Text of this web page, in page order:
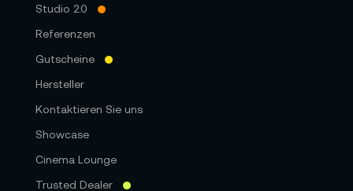
Studio 2.0
Referenzen
Gutscheine
Hersteller
Kontaktieren Sie uns
Showcase
Cinema Lounge
Trusted Dealer